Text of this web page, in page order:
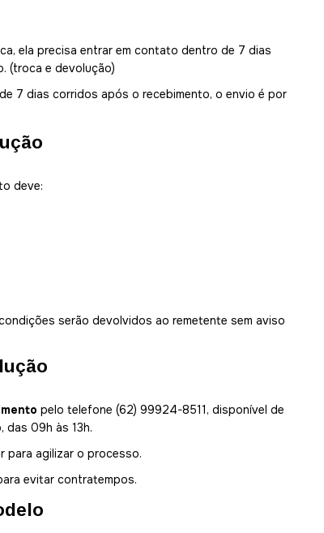
ela precisa entrar em contato dentro de 7 dias
(troca e devolução)
7 dias corridos após o recebimento, o envio é por
deve:
serão devolvidos ao remetente sem aviso
pelo telefone (62) 99924-8511, disponível de
das 09h às 13h.
para agilizar o processo.
evitar contratempos.